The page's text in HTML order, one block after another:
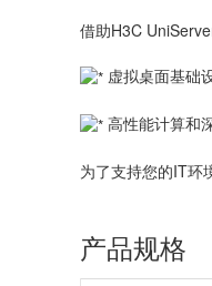
借助H3C
虚拟桌面基础
高性能计算和
为了支持您的IT环
产品规格